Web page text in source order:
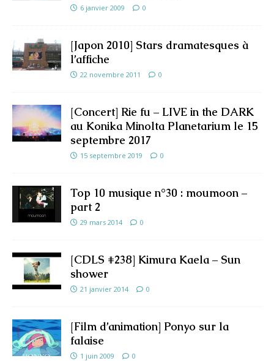
6 janvier 2009 0
[Japon 2010] Stars dramatesques à
l’affiche
22 novembre 2011 0
[Concert] Rie fu – LIVE in the DARK
au Konika Minolta Planetarium le 15
septembre 2017
15 septembre 2019 0
Top 10 musique n°30 : moumoon –
part 2
29 mars 2014 0
[CDLS #238] Kimura Kaela – Sun
shower
21 janvier 2014 0
[Film d’animation] Ponyo sur la
falaise
1 juin 2009 0